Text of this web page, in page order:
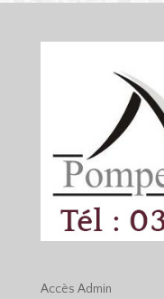
Accès Admin